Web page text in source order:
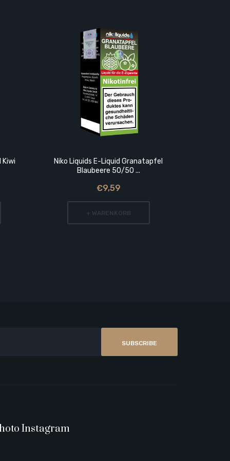
Kiwi
Niko Liquids E-Liquid Granatapfel
Blaubeere 50/50 ...
€9,59
+ WARENKORB
SUBSCRIBE
Instagram